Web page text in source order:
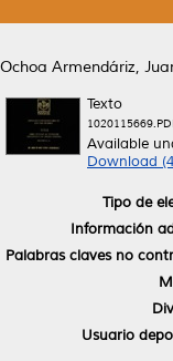
Ochoa Armendáriz,
Texto
Available
Download
Tipo de
Información
Palabras claves no
Usuario